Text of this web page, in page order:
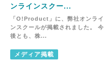
ンラインスクー...
「O!Product」に、弊社オンライ
ンスクールが掲載されました。 今
後とも、株...
メディア掲載